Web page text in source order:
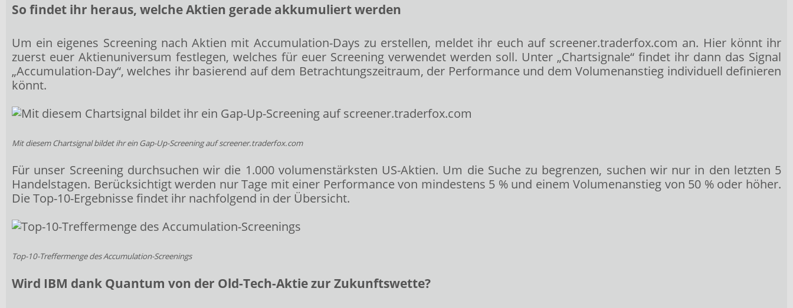
So findet ihr heraus, welche Aktien gerade akkumuliert werden
Um ein eigenes Screening nach Aktien mit Accumulation-Days zu erstellen, meldet ihr euch auf screener.traderfox.com an. Hier könnt ihr
zuerst euer Aktienuniversum festlegen, welches für euer Screening verwendet werden soll. Unter „Chartsignale“ findet ihr dann das Signal
„Accumulation-Day“, welches ihr basierend auf dem Betrachtungszeitraum, der Performance und dem Volumenanstieg individuell definieren
könnt.
Mit diesem Chartsignal bildet ihr ein Gap-Up-Screening aufscreener.traderfox.com
Für unser Screening durchsuchen wir die 1.000 volumenstärksten US-Aktien. Um die Suche zu begrenzen, suchen wir nur in den letzten 5
Handelstagen. Berücksichtigt werden nur Tage mit einer Performance von mindestens 5 % und einem Volumenanstieg von 50 % oder höher.
Die Top-10-Ergebnisse findet ihr nachfolgend in der Übersicht.
Top-10-Treffermenge des Accumulation-Screenings
Wird IBM dank Quantum von der Old-Tech-Aktie zur Zukunftswette?